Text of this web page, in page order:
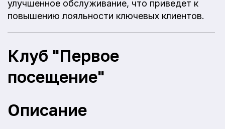
улучшенное обслуживание, что приведет к
повышению лояльности ключевых клиентов.
Клуб "Первое
посещение"
Описание